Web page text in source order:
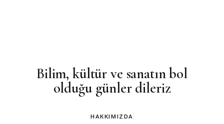
Bilim, kültür ve sanatın bol
olduğu günler dileriz
HAKKIMIZDA